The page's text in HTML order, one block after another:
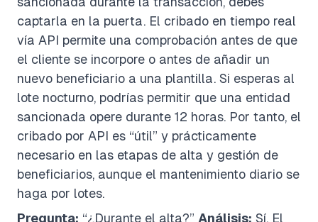
captarla en la puerta. El cribado en tiempo real
vía API permite una comprobación antes de que
el cliente se incorpore o antes de añadir un
nuevo beneficiario a una plantilla. Si esperas al
lote nocturno, podrías permitir que una entidad
sancionada opere durante 12 horas. Por tanto, el
cribado por API es “útil” y prácticamente
necesario en las etapas de alta y gestión de
beneficiarios, aunque el mantenimiento diario se
haga por lotes.
Pregunta: “¿Durante el alta?” Análisis: Sí. El